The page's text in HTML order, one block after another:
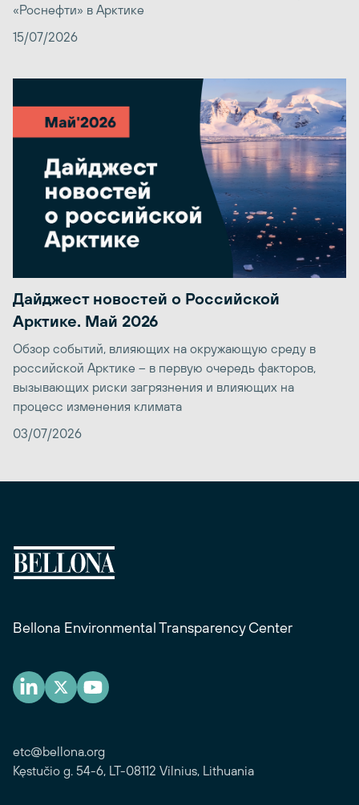
«Роснефти» в Арктике
15/07/2026
Дайджест новостей о Российской
Арктике. Май 2026
Обзор событий, влияющих на окружающую среду в
российской Арктике – в первую очередь факторов,
вызывающих риски загрязнения и влияющих на
процесс изменения климата
03/07/2026
Bellona Environmental Transparency Center
etc@bellona.org
Kęstučio g. 54-6, LT-08112 Vilnius, Lithuania